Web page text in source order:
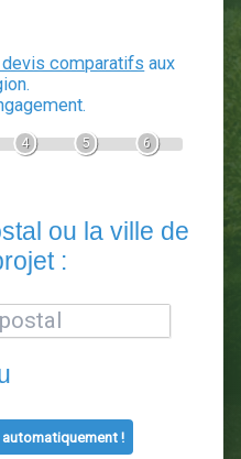
3 devis comparatifs
projet :